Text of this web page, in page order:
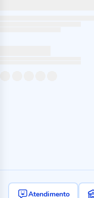
Atendimento